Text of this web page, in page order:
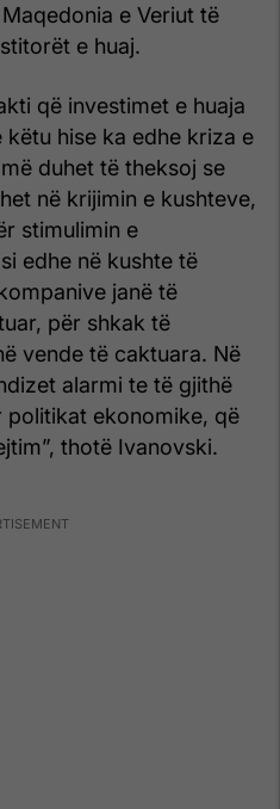
e Veriut të
e huaj.
që investimet e huaja
hise ka edhe kriza e
duhet të theksoj se
në krijimin e kushteve,
stimulimin e
edhe në kushte të
janë të
për shkak të
vende të caktuara. Në
alarmi te të gjithë
politikat ekonomike, që
thotë Ivanovski.